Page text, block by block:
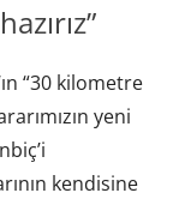
“30 kilometre
yeni
kendisine